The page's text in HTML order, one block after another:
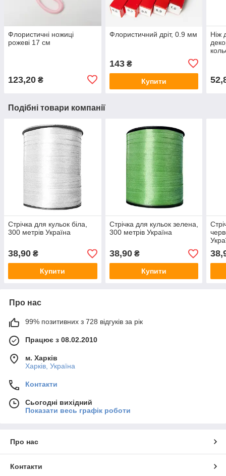
Флористичні ножиці
рожеві 17 см
123,20 ₴
Флористичний дріт, 0.9 мм
143₴
Купити
Ніж
Подібні товари компанії
Стрічка для кульок біла,
300 метрів Україна
38,90 ₴
Купити
Стрічка для кульок зелена,
300 метрів Україна
38,90₴
Купити
Про нас
99% позитивних з 728 відгуків за рік
Працює з 08.02.2010
м. Харків
Харків, Україна
Контакти
Сьогодні вихідний
Показати весь графік роботи
Про нас
Контакти